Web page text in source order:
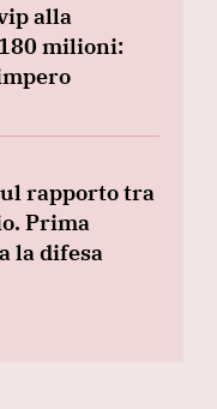
alla
milioni:
rapporto tra
Prima
la difesa